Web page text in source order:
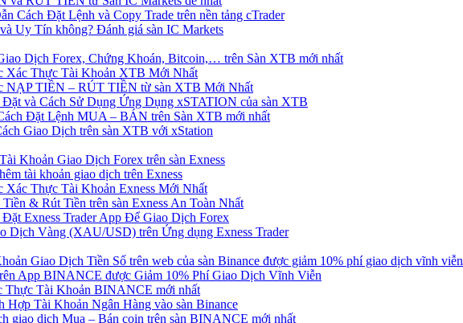
Cách Đặt Lệnh và Copy Trade trên nền tảng cTrader
Uy Tín không? Đánh giá sàn IC Markets
Dịch Forex, Chứng Khoán, Bitcoin,… trên Sàn XTB mới nhất
Xác Thực Tài Khoản XTB Mới Nhất
NẠP TIỀN – RÚT TIỀN từ sàn XTB Mới Nhất
và Cách Sử Dụng Ứng Dụng xSTATION của sàn XTB
Đặt Lệnh MUA – BÁN trên Sàn XTB mới nhất
Giao Dịch trên sàn XTB với xStation
Khoản Giao Dịch Forex trên sàn Exness
tài khoản giao dịch trên Exness
Xác Thực Tài Khoản Exness Mới Nhất
& Rút Tiền trên sàn Exness An Toàn Nhất
Exness Trader App Để Giao Dịch Forex
Dịch Vàng (XAU/USD) trên Ứng dụng Exness Trader
Giao Dịch Tiền Số trên web của sàn Binance được giảm 10% phí giao dịch vĩnh viễn
App BINANCE được Giảm 10% Phí Giao Dịch Vĩnh Viễn
Thực Tài Khoản BINANCE mới nhất
Hợp Tài Khoản Ngân Hàng vào sàn Binance
giao dịch Mua – Bán coin trên sàn BINANCE mới nhất